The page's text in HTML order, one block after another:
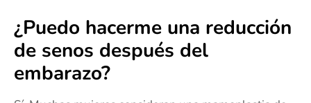
¿Puedo hacerme una reducción
de senos después del
embarazo?